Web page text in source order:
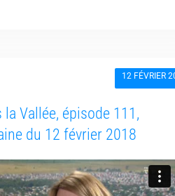
12 FÉVRIER
la Vallée, épisode 111,
du 12 février 2018